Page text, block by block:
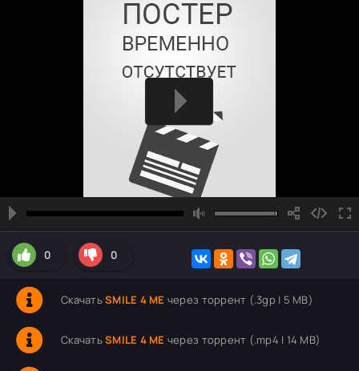
0 0
СкачатьSMILE 4 ME через торрент (.3gp | 5 MB)
СкачатьSMILE 4 ME через торрент (.mp4 | 14 MB)